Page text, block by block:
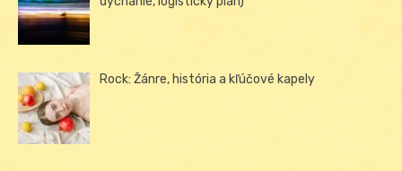
Rock: Žánre, história a kľúčové kapely